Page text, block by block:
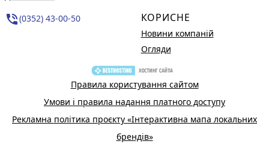
phone_in_talk(0352) 43-00-50 КОРИСНЕ
Новини компаній
Огляди
Правила користування сайтом
Умови і правила надання платного доступу
Рекламна політика проєкту «Інтерактивна мапа локальних
брендів»